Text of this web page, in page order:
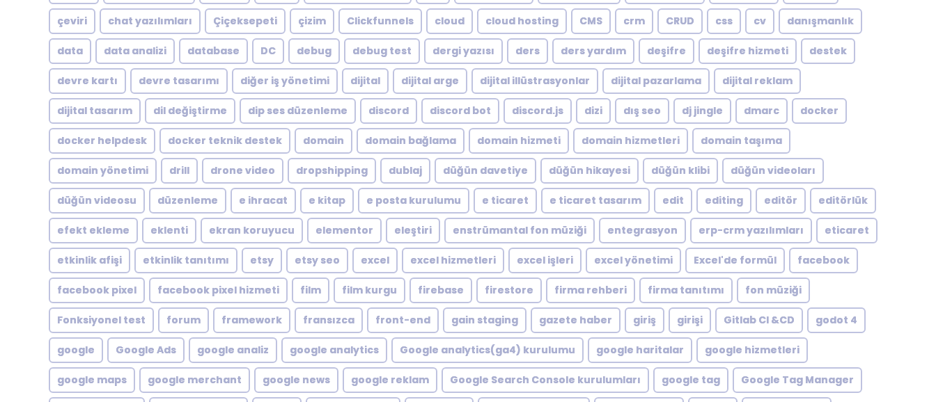
çeviri chat yazılımları Çiçeksepeti çizim Clickfunnels cloud cloud hosting CMS crm CRUD css cv danışmanlık
data data analizi database DC debug debug test dergi yazısı ders ders yardım deşifre deşifre hizmeti destek
devre kartı devre tasarımı diğer iş yönetimi dijital dijital arge dijital illüstrasyonlar dijital pazarlama dijital reklam
dijital tasarım dil değiştirme dip ses düzenleme discord discord bot discord.js dizi dış seo dj jingle dmarc docker
docker helpdesk docker teknik destek domain domain bağlama domain hizmeti domain hizmetleri domain taşıma
domain yönetimi drill drone video dropshipping dublaj düğün davetiye düğün hikayesi düğün klibi düğün videoları
düğün videosu düzenleme e ihracat e kitap e posta kurulumu e ticaret e ticaret tasarım edit editing editör editörlük
efekt ekleme eklenti ekran koruyucu elementor eleştiri enstrümantal fon müziği entegrasyon erp-crm yazılımları eticaret
etkinlik afişi etkinlik tanıtımı etsy etsy seo excel excel hizmetleri excel işleri excel yönetimi Excel'de formül facebook
facebook pixel facebook pixel hizmeti film film kurgu firebase firestore firma rehberi firma tanıtımı fon müziği
Fonksiyonel test forum framework fransızca front-end gain staging gazete haber giriş girişi Gitlab CI &CD godot 4
google Google Ads google analiz google analytics Google analytics(ga4) kurulumu google haritalar google hizmetleri
google maps google merchant google news google reklam Google Search Console kurulumları google tag Google Tag Manager